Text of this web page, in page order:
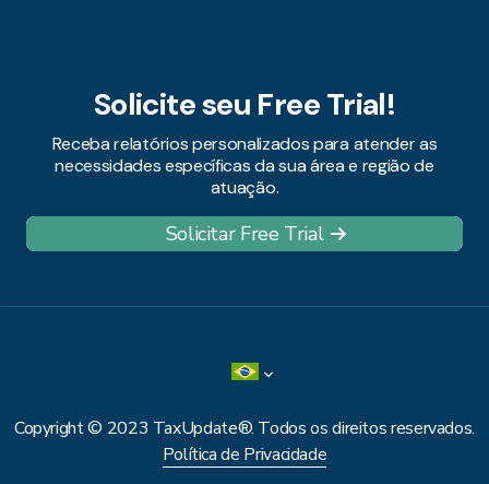
Solicite seu Free Trial!
Receba relatórios personalizados para atender as
necessidades específicas da sua área e região de
atuação.
Solicitar Free Trial
Copyright © 2023 TaxUpdate®. Todos os direitos reservados.
Política de Privacidade